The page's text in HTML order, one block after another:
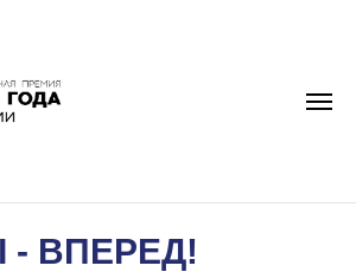
ВПЕРЕД!